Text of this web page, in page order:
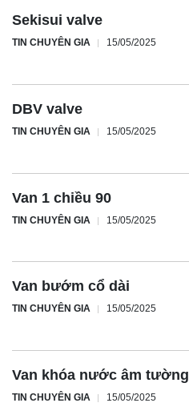
Sekisui valve
TIN CHUYÊN GIA 15/05/2025
DBV valve
TIN CHUYÊN GIA 15/05/2025
Van 1 chiều 90
TIN CHUYÊN GIA 15/05/2025
Van bướm cổ dài
TIN CHUYÊN GIA 15/05/2025
Van khóa nước âm tường
TIN CHUYÊN GIA 15/05/2025